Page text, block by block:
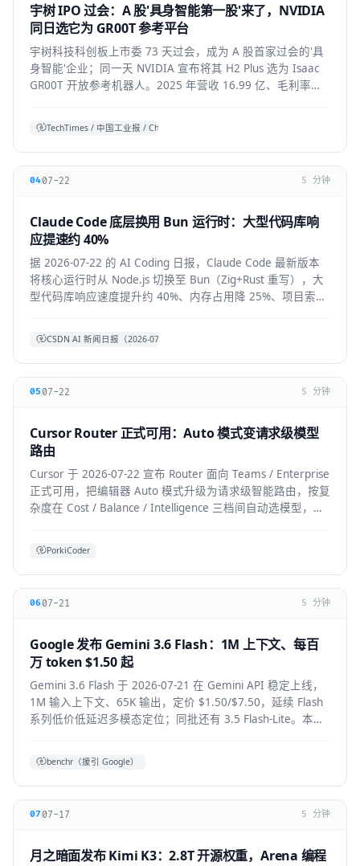
宇树 IPO 过会：A 股'具身智能第一股'来了，NVIDIA
同日选它为 GR00T 参考平台
宇树科技科创板上市委 73 天过会，成为 A 股首家过会的'具
身智能'企业；同一天 NVIDIA 宣布将其 H2 Plus 选为 Isaac
GR00T 开放参考机器人。2025 年营收 16.99 亿、毛利率
TechTimes / 中国工业报 / China Daily 综合
0407-22 5 分钟
Claude Code 底层换用 Bun 运行时：大型代码库响
应提速约 40%
据 2026-07-22 的 AI Coding 日报，Claude Code 最新版本
将核心运行时从 Node.js 切换至 Bun（Zig+Rust 重写），大
型代码库响应速度提升约 40%、内存占用降 25%、项目索引
CSDN AI 新闻日报（2026-07-22）
05 07-22 5 分钟
Cursor Router 正式可用：Auto 模式变请求级模型
路由
Cursor 于 2026-07-22 宣布 Router 面向 Teams / Enterprise
正式可用，把编辑器 Auto 模式升级为请求级智能路由，按复
杂度在 Cost / Balance / Intelligence 三档间自动选模型，降
PorkiCoder
0607-21 5 分钟
Google 发布 Gemini 3.6 Flash：1M 上下文、每百
万 token $1.50 起
Gemini 3.6 Flash 于 2026-07-21 在 Gemini API 稳定上线，
1M 输入上下文、65K 输出，定价 $1.50/$7.50，延续 Flash
系列低价低延迟多模态定位；同批还有 3.5 Flash-Lite。本文
benchr（援引 Google）
07 07-17 5 分钟
月之暗面发布 Kimi K3：2.8T 开源权重，Arena 编程